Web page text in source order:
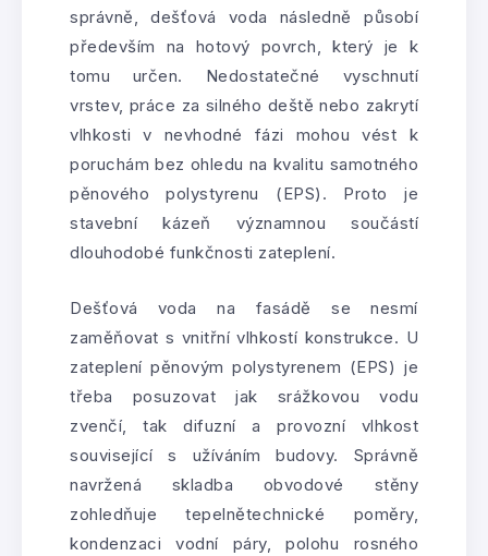
správně, dešťová voda následně působí
především na hotový povrch, který je k
tomu určen. Nedostatečné vyschnutí
vrstev, práce za silného deště nebo zakrytí
vlhkosti v nevhodné fázi mohou vést k
poruchám bez ohledu na kvalitu samotného
pěnového polystyrenu (EPS). Proto je
stavební kázeň významnou součástí
dlouhodobé funkčnosti zateplení.
Dešťová voda na fasádě se nesmí
zaměňovat s vnitřní vlhkostí konstrukce. U
zateplení pěnovým polystyrenem (EPS) je
třeba posuzovat jak srážkovou vodu
zvenčí, tak difuzní a provozní vlhkost
související s užíváním budovy. Správně
navržená skladba obvodové stěny
zohledňuje tepelnětechnické poměry,
kondenzaci vodní páry, polohu rosného